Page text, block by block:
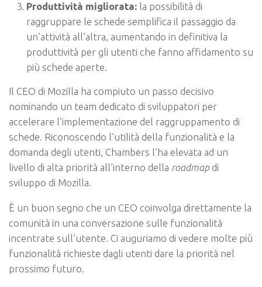
Produttività migliorata: la possibilità di
raggruppare le schede semplifica il passaggio da
un’attività all’altra, aumentando in definitiva la
produttività per gli utenti che fanno affidamento su
più schede aperte.
Il CEO di Mozilla ha compiuto un passo decisivo
nominando un team dedicato di sviluppatori per
accelerare l’implementazione del raggruppamento di
schede. Riconoscendo l’utilità della funzionalità e la
domanda degli utenti, Chambers l’ha elevata ad un
livello di alta priorità all’interno della roadmapdi
sviluppo di Mozilla.
È un buon segno che un CEO coinvolga direttamente la
comunità in una conversazione sulle funzionalità
incentrate sull’utente. Ci auguriamo di vedere molte più
funzionalità richieste dagli utenti dare la priorità nel
prossimo futuro.